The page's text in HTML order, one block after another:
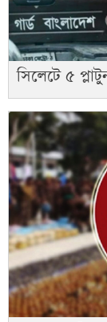
সিলেটে ৫